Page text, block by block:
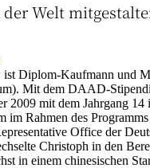
Welt
ist Diplom-Kaufmann und
Mit dem DAAD-
2009 mit dem Jahrgang 14
im Rahmen des
Office der
Christoph in den
in einem chinesischen